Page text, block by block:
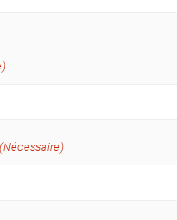
(Nécessaire)